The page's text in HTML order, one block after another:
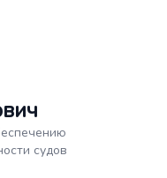
судов